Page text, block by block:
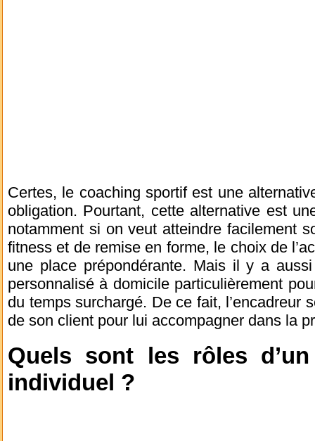
Certes, le coaching sportif est une
obligation. Pourtant, cette alternative est
notamment si on veut atteindre facilement
fitness et de remise en forme, le choix de
une place prépondérante. Mais il y a aussi
personnalisé à domicile particulièrement
du temps surchargé. De ce fait, l’encadreur
de son client pour lui accompagner dans la
Quels sont les rôles
individuel ?